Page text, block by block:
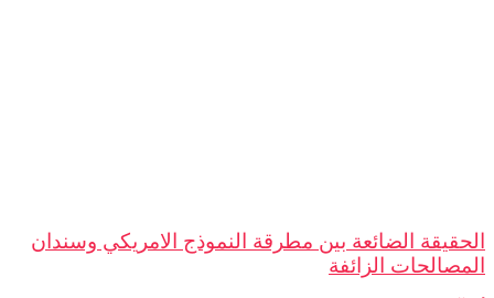
الحقيقة الضائعة بين مطرقة النموذج الامريكي وسندان
المصالحات الزائفة